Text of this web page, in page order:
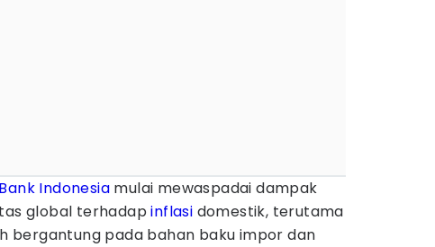
Bank Indonesia mulai mewaspadai dampak
global terhadapinflasi domestik, terutama
bergantung pada bahan baku impor dan